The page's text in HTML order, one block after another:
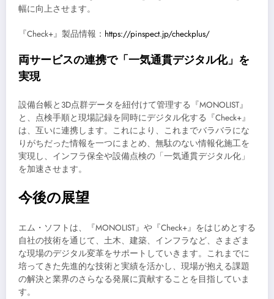
幅に向上させます。
『Check+』製品情報： https://pinspect.jp/checkplus/
両サービスの連携で「一気通貫デジタル化」を
実現
設備台帳と3D点群データを紐付けて管理する『MONOLIST』
と、点検手順と現場記録を同時にデジタル化する『Check+』
は、互いに連携します。これにより、これまでバラバラにな
りがちだった情報を一つにまとめ、無駄のない情報化施工を
実現し、インフラ保全や設備点検の「一気通貫デジタル化」
を加速させます。
今後の展望
エム・ソフトは、『MONOLIST』や『Check+』をはじめとする
自社の技術を通じて、土木、建築、インフラなど、さまざま
な現場のデジタル変革をサポートしていきます。これまでに
培ってきた先進的な技術と実績を活かし、現場が抱える課題
の解決と業界のさらなる発展に貢献することを目指していま
す。